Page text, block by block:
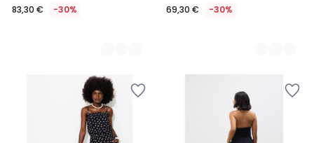
83,30 € -30% 69,30 € -30%